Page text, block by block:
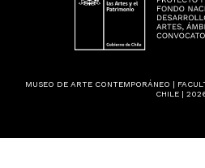
MUSEO DE ARTE CONTEMPORÁNEO |
CHILE |